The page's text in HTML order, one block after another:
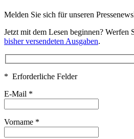
Melden Sie sich für unseren
Jetzt mit dem Lesen beginnen? Werfen
bisher versendeten Ausgaben.
* Erforderliche Felder
E-Mail *
Vorname *